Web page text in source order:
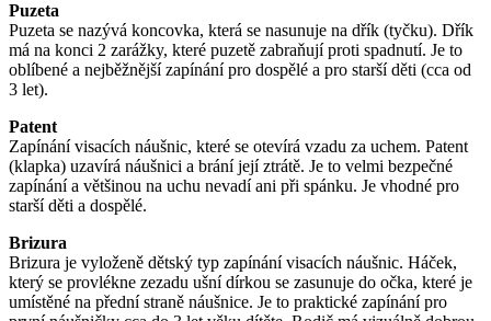
Puzeta
Puzeta se nazývá koncovka, která se nasunuje na dřík (tyčku). Dřík
má na konci 2 zarážky, které puzetě zabraňují proti spadnutí. Je to
oblíbené a nejběžnější zapínání pro dospělé a pro starší děti (cca od
3 let).
Patent
Zapínání visacích náušnic, které se otevírá vzadu za uchem. Patent
(klapka) uzavírá náušnici a brání její ztrátě. Je to velmi bezpečné
zapínání a většinou na uchu nevadí ani při spánku. Je vhodné pro
starší děti a dospělé.
Brizura
Brizura je vyloženě dětský typ zapínání visacích náušnic. Háček,
který se provlékne zezadu ušní dírkou se zasunuje do očka, které je
umístěné na přední straně náušnice. Je to praktické zapínání pro